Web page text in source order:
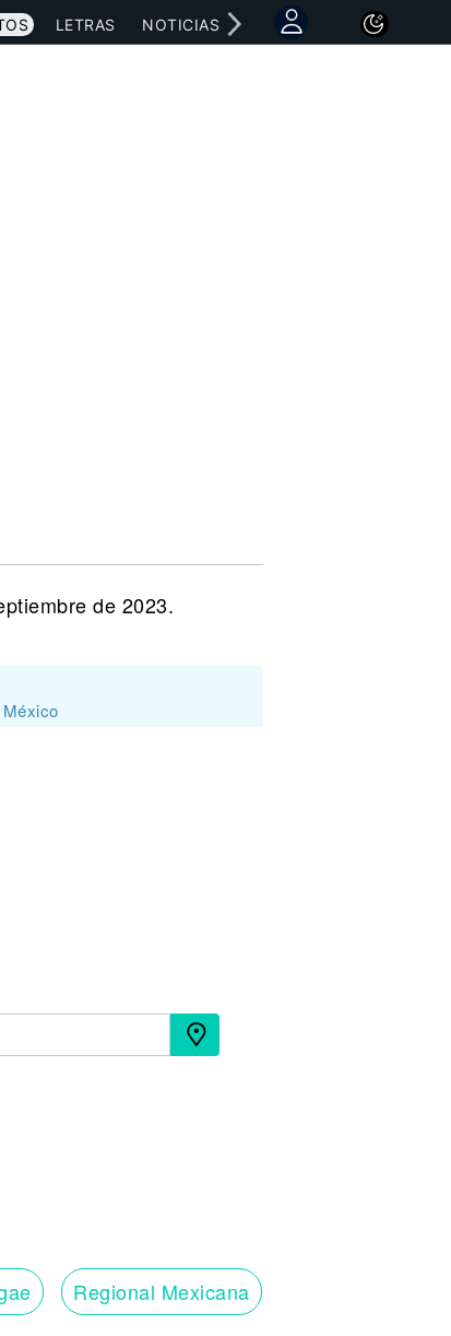
LETRAS NOTICIAS
de 2023.
Regional Mexicana